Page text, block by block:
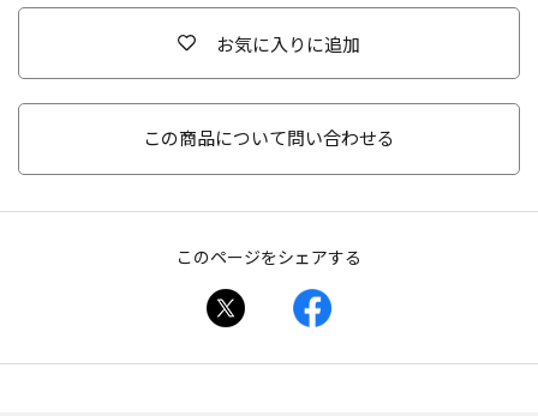
お気に入りに追加
この商品について問い合わせる
このページをシェアする